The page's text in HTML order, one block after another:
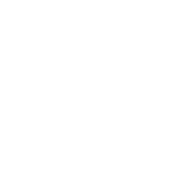
円となります。